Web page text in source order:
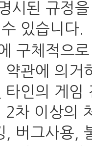
시된 규정
있습니다.
구체적으
약관에 의거
타인의 게임
2차 이상의
, 버그사용,